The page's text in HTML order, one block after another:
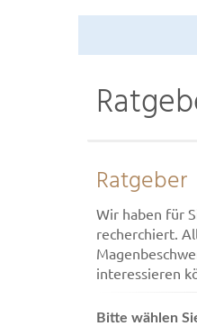
Ratgeber
Wir haben für
recherchiert.
interessieren
Bitte wählen